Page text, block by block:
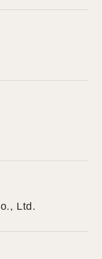
Ltd.